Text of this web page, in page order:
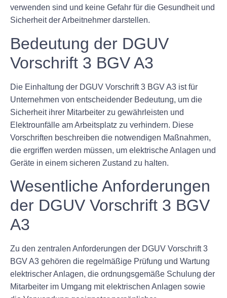
verwenden sind und keine Gefahr für die Gesundheit und
Sicherheit der Arbeitnehmer darstellen.
Bedeutung der DGUV
Vorschrift 3 BGV A3
Die Einhaltung der DGUV Vorschrift 3 BGV A3 ist für
Unternehmen von entscheidender Bedeutung, um die
Sicherheit ihrer Mitarbeiter zu gewährleisten und
Elektrounfälle am Arbeitsplatz zu verhindern. Diese
Vorschriften beschreiben die notwendigen Maßnahmen,
die ergriffen werden müssen, um elektrische Anlagen und
Geräte in einem sicheren Zustand zu halten.
Wesentliche Anforderungen
der DGUV Vorschrift 3 BGV
A3
Zu den zentralen Anforderungen der DGUV Vorschrift 3
BGV A3 gehören die regelmäßige Prüfung und Wartung
elektrischer Anlagen, die ordnungsgemäße Schulung der
Mitarbeiter im Umgang mit elektrischen Anlagen sowie